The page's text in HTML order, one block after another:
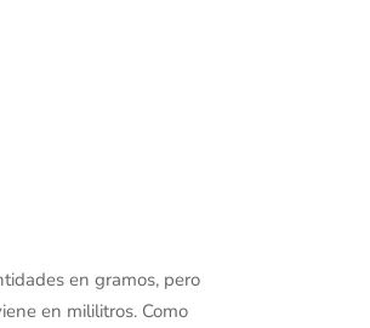
en gramos, pero
en mililitros. Como